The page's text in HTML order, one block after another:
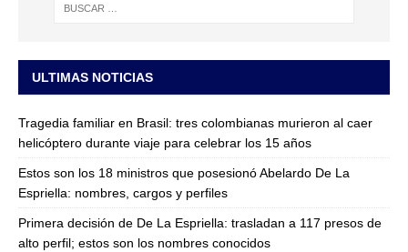
ULTIMAS NOTICIAS
Tragedia familiar en Brasil: tres colombianas murieron al caer
helicóptero durante viaje para celebrar los 15 años
Estos son los 18 ministros que posesionó Abelardo De La
Espriella: nombres, cargos y perfiles
Primera decisión de De La Espriella: trasladan a 117 presos de
alto perfil; estos son los nombres conocidos